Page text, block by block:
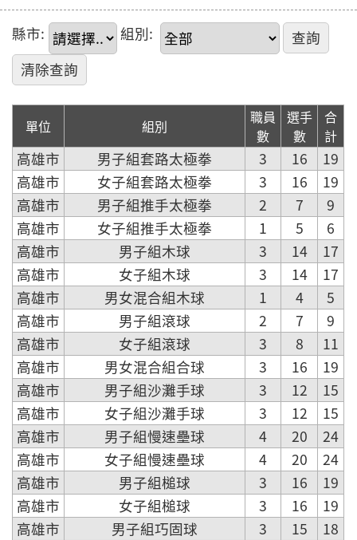
縣市: 組別:
單位 組別
職員
數
選手
數
合
計
高雄市 男子組套路太極拳 3 16
19
高雄市
女子組套路太極拳 3 16
19
高雄市
男子組推手太極拳 2 7
9
高雄市
女子組推手太極拳 1 5
6
高雄市
男子組木球 3 14
17
高雄市
女子組木球 3 14
17
高雄市
男女混合組木球 1 4
5
高雄市
男子組滾球 2 7
9
高雄市
女子組滾球 3 8
11
高雄市
男女混合組合球 3 16
19
高雄市
男子組沙灘手球 3 12
15
高雄市
女子組沙灘手球 3 12
15
高雄市
男子組慢速壘球 4 20
24
高雄市
女子組慢速壘球 4 20
24
高雄市
男子組槌球 3 16
19
高雄市
女子組槌球 3 16
19
高雄市
男子組巧固球 3 15
18